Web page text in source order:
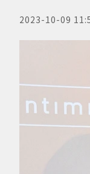
2023-10-09